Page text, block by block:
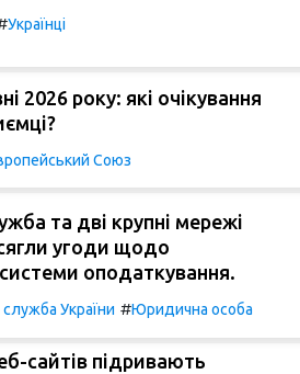
Українці
2026 року: які очікування
Союз
та дві крупні мережі
угоди щодо
оподаткування.
України #Юридична особа
сайтів підривають